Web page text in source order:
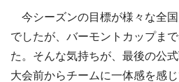
今シーズンの目標が様々な全
でしたが、バーモントカップま
た。そんな気持ちが、最後の公
大会前からチームに一体感を感じ